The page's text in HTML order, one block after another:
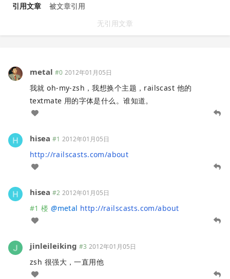
引用文章
被文章引用
无引用文章
metal #0 2012年01月05日
我就 oh-my-zsh，我想换个主题，railscast 他的
textmate 用的字体是什么。谁知道。
hisea #1 2012年01月05日
http://railscasts.com/about
hisea #2 2012年01月05日
#1 楼 @metal http://railscasts.com/about
jinleileiking #3 2012年01月05日
zsh 很强大，一直用他